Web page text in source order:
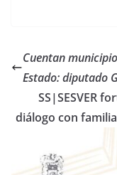
Cuentan
Estado: diputado
SS|SESVER
diálogo con